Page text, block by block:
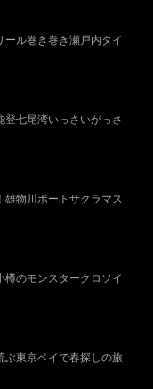
ール巻き巻き瀬戸内タイ
登七尾湾いっさいがっさ
雄物川ボートサクラマス
樽のモンスタークロソイ
ぶ東京ベイで春探しの旅